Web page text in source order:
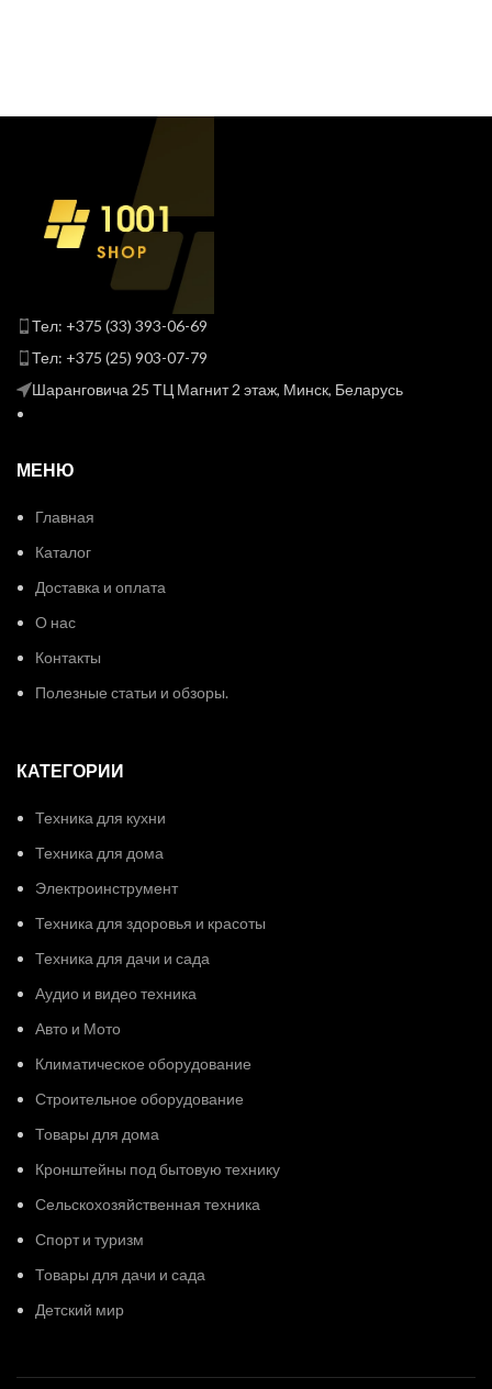
Тел: +375 (33) 393-06-69
Тел: +375 (25) 903-07-79
Шаранговича 25 ТЦ Магнит 2 этаж, Минск, Беларусь
МЕНЮ
Главная
Каталог
Доставка и оплата
О нас
Контакты
Полезные статьи и обзоры.
КАТЕГОРИИ
Техника для кухни
Техника для дома
Электроинструмент
Техника для здоровья и красоты
Техника для дачи и сада
Аудио и видео техника
Авто и Мото
Климатическое оборудование
Строительное оборудование
Товары для дома
Кронштейны под бытовую технику
Сельскохозяйственная техника
Спорт и туризм
Товары для дачи и сада
Детский мир